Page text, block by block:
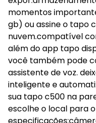
momentos
gb) ou assine o tapo
nuvem.compatível
além do app tapo
você também pode
assistente de voz.
inteligente e
sua tapo c500 na
escolhe o local para